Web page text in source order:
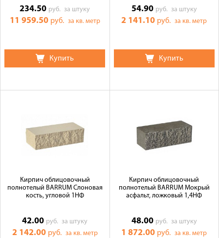
234.50 руб.за штуку
11 959.50 руб. за кв. метр
Купить
54.90 руб. за штуку
2 141.10 руб.за кв. метр
Купить
Кирпич облицовочный
полнотелый BARRUM Слоновая
кость, угловой 1НФ
42.00 руб.за штуку
2 142.00 руб. за кв. метр
Кирпич облицовочный
полнотелый BARRUM Мокрый
асфальт, ложковый 1,4НФ
48.00 руб. за штуку
1 872.00 руб.за кв. метр